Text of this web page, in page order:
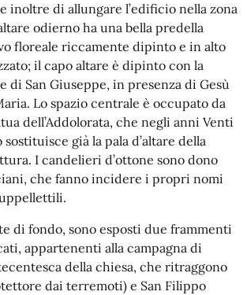
inoltre di allungare l’edificio nella zona
odierno ha una bella predella
floreale riccamente dipinto e in alto
il capo altare è dipinto con la
di San Giuseppe, in presenza di Gesù
Lo spazio centrale è occupato da
dell’Addolorata, che negli anni Venti
già la pala d’altare della
I candelieri d’ottone sono dono
che fanno incidere i propri nomi
di fondo, sono esposti due frammenti
appartenenti alla campagna di
della chiesa, che ritraggono
dai terremoti) e San Filippo